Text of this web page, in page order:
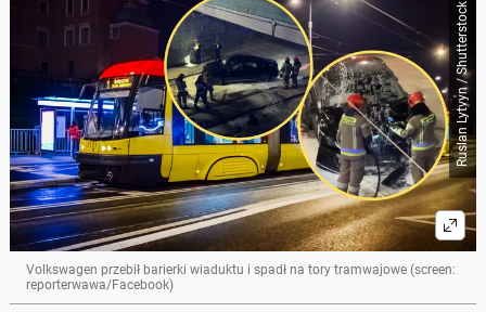
Ruslan Lytvyn / Shutterstock
Volkswagen przebił barierki wiaduktu i spadł na tory tramwajowe (screen:
reporterwawa/Facebook)